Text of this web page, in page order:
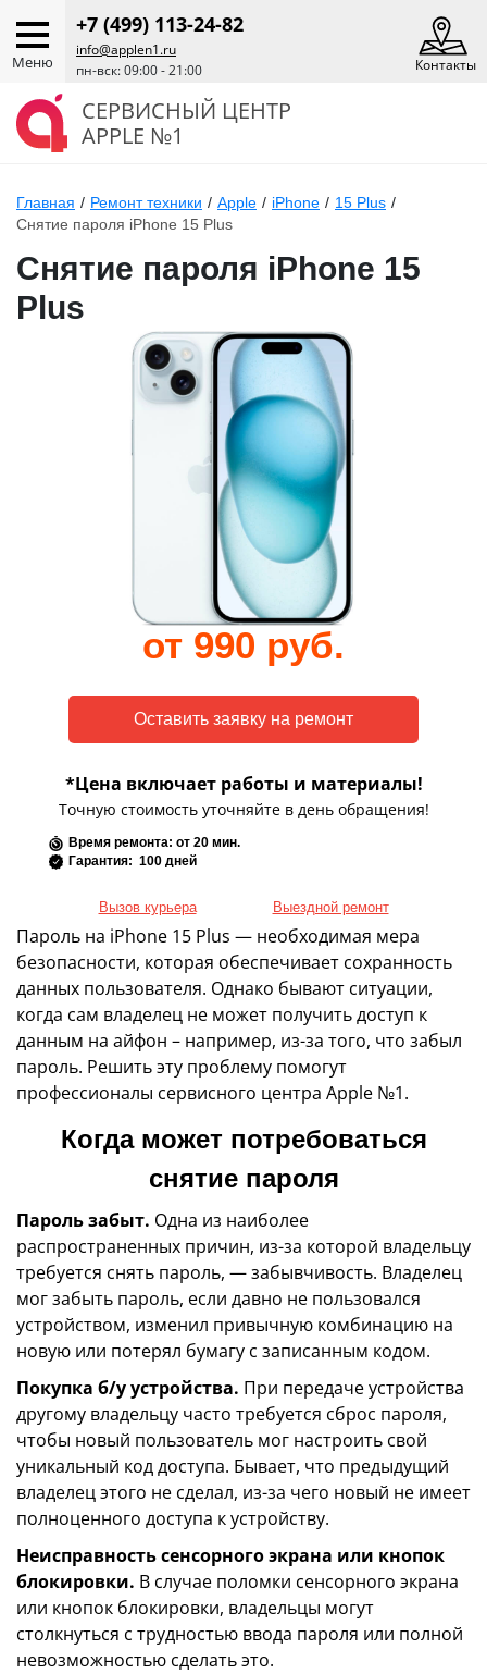
Меню
+7 (499) 113-24-82
info@applen1.ru
пн-вск: 09:00 - 21:00
Контакты
СЕРВИСНЫЙ ЦЕНТР
APPLE №1
Главная / Ремонт техники / Apple / iPhone / 15 Plus /
Снятие пароля iPhone 15 Plus
Снятие пароля iPhone 15
Plus
от 990 руб.
*Цена включает работы и материалы!
Точную стоимость уточняйте в день обращения!
Время ремонта: от 20 мин.
Гарантия: 100 дней
Вызов курьера Выездной ремонт
Пароль на iPhone 15 Plus — необходимая мера
безопасности, которая обеспечивает сохранность
данных пользователя. Однако бывают ситуации,
когда сам владелец не может получить доступ к
данным на айфон – например, из-за того, что забыл
пароль. Решить эту проблему помогут
профессионалы сервисного центра Apple №1.
Когда может потребоваться
снятие пароля
Пароль забыт. Одна из наиболее
распространенных причин, из-за которой владельцу
требуется снять пароль, — забывчивость. Владелец
мог забыть пароль, если давно не пользовался
устройством, изменил привычную комбинацию на
новую или потерял бумагу с записанным кодом.
Покупка б/у устройства. При передаче устройства
другому владельцу часто требуется сброс пароля,
чтобы новый пользователь мог настроить свой
уникальный код доступа. Бывает, что предыдущий
владелец этого не сделал, из-за чего новый не имеет
полноценного доступа к устройству.
Неисправность сенсорного экрана или кнопок
блокировки. В случае поломки сенсорного экрана
или кнопок блокировки, владельцы могут
столкнуться с трудностью ввода пароля или полной
невозможностью сделать это.